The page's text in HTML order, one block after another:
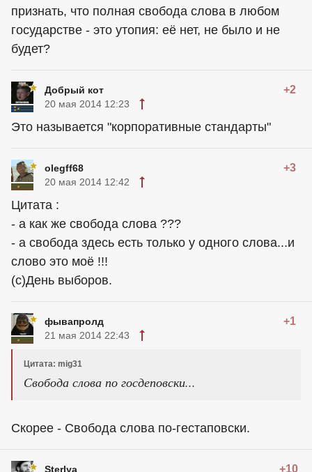
признать, что полная свобода слова в любом
государстве - это утопия: её нет, не было и не
будет?
Добрый кот +2
20 мая 2014 12:23
Это называется "корпоративные стандарты"
olegff68 +3
20 мая 2014 12:42
Цитата :
- а как же свобода слова ???
- а свобода здесь есть только у одного слова...и
слово это моё !!!
(с)День выборов.
фывапролд +1
21 мая 2014 22:43
Цитата: mig31
Свобода слова по госдеповски...
Скорее - Свобода слова по-гестаповски.
Sterlya +10